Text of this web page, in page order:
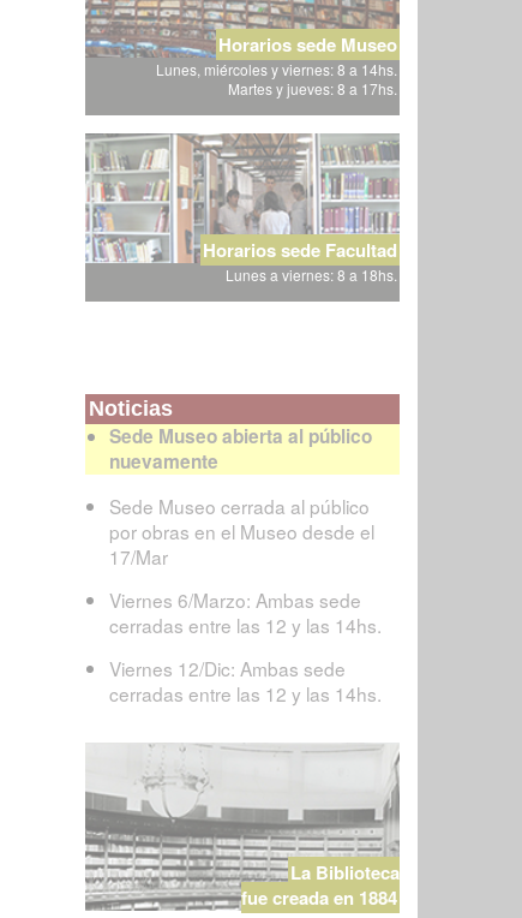
Horarios sede Museo
Lunes, miércoles y viernes: 8 a 14hs.
Martes y jueves: 8 a 17hs.
Horarios sede Facultad
Lunes a viernes: 8 a 18hs.
Noticias
Sede Museo abierta al público
nuevamente
Sede Museo cerrada al público
por obras en el Museo desde el
17/Mar
Viernes 6/Marzo: Ambas sede
cerradas entre las 12 y las 14hs.
Viernes 12/Dic: Ambas sede
cerradas entre las 12 y las 14hs.
La Biblioteca
fue creada en 1884